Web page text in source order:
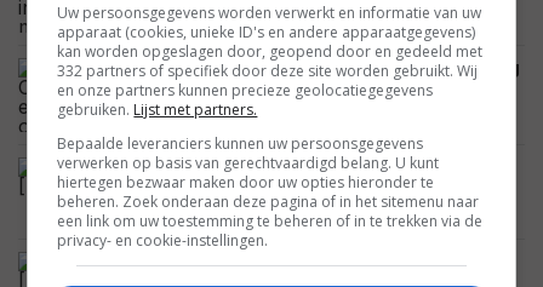
DIEUWERTJE DEUTEKOM,24.03.2024
'On the Clouds': traag en oppervlakkig
muzikaal Italiaans drama
DIEUWERTJE DEUTEKOM,
Mea Culpa [Netflix]
DIEUWERTJE DEUTEKOM, 26.02.2024
Bhakshak [Netflix]
Uw persoonsgegevens worden verwerkt en informatie van uw
apparaat (cookies, unieke ID's en andere apparaatgegevens)
kan worden opgeslagen door, geopend door en gedeeld met
332 partners of specifiek door deze site worden gebruikt. Wij
en onze partners kunnen precieze geolocatiegegevens
gebruiken. Lijst met partners.
Bepaalde leveranciers kunnen uw persoonsgegevens
verwerken op basis van gerechtvaardigd belang. U kunt
hiertegen bezwaar maken door uw opties hieronder te
beheren. Zoek onderaan deze pagina of in het sitemenu naar
een link om uw toestemming te beheren of in te trekken via de
privacy- en cookie-instellingen.